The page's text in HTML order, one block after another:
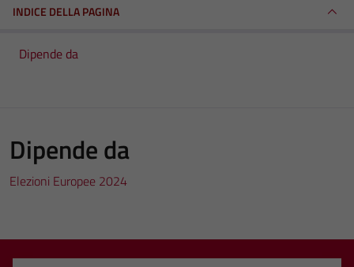
INDICE DELLA PAGINA
Dipende da
Dipende da
Elezioni Europee 2024